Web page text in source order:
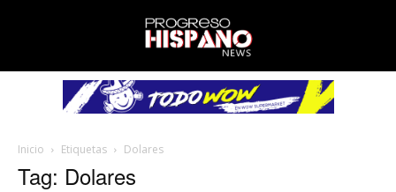
Inicio Etiquetas Dolares
Tag: Dolares